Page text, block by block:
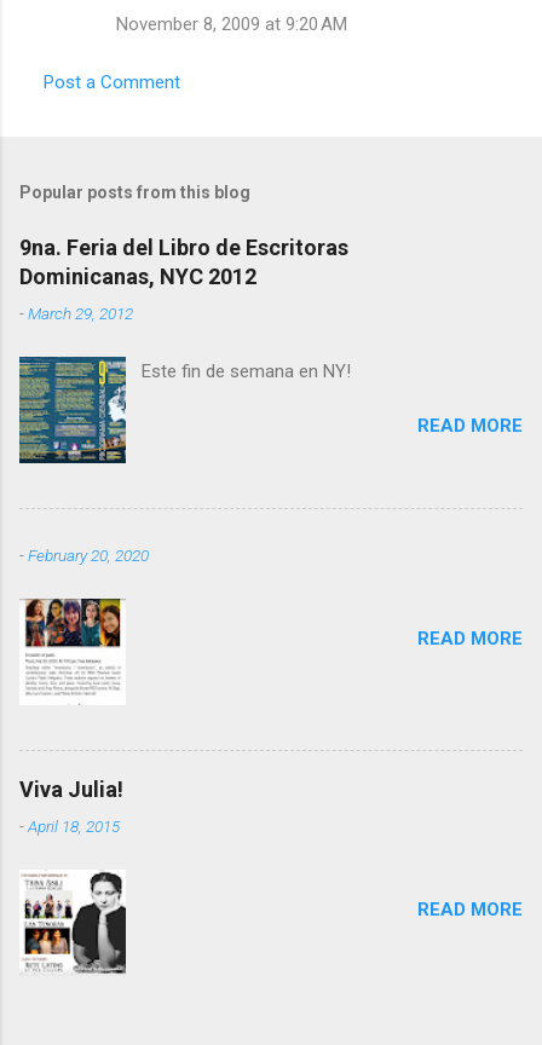
t
November 8, 2009 at 9:20 AM
Post a Comment
Popular posts from this blog
9na. Feria del Libro de Escritoras
Dominicanas, NYC 2012
-March 29, 2012
Este fin de semana en NY!
READ MORE
-February 20, 2020
READ MORE
Viva Julia!
-April 18, 2015
READ MORE